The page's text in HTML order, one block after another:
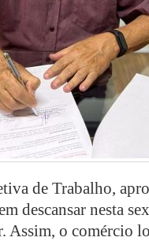
de Trabalho,
descansar nesta
Assim, o comércio